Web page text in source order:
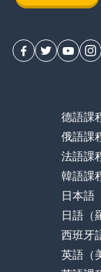
德語課
俄語課
法語課
韓語課
日本語
日語（
西班牙
英語（